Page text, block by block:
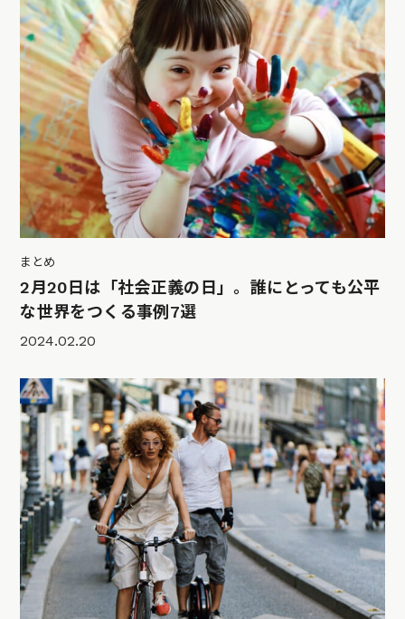
まとめ
2月20日は「社会正義の日」。誰にとっても公平
な世界をつくる事例7選
2024.02.20